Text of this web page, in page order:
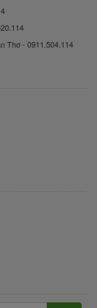
Thơ - 0911.504.114